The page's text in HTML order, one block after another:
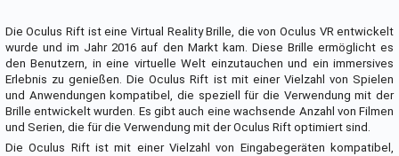
Die Oculus Rift ist eine Virtual Reality Brille, die von Oculus VR entwickelt
wurde und im Jahr 2016 auf den Markt kam. Diese Brille ermöglicht es
den Benutzern, in eine virtuelle Welt einzutauchen und ein immersives
Erlebnis zu genießen. Die Oculus Rift ist mit einer Vielzahl von Spielen
und Anwendungen kompatibel, die speziell für die Verwendung mit der
Brille entwickelt wurden. Es gibt auch eine wachsende Anzahl von Filmen
und Serien, die für die Verwendung mit der Oculus Rift optimiert sind.
Die Oculus Rift ist mit einer Vielzahl von Eingabegeräten kompatibel,